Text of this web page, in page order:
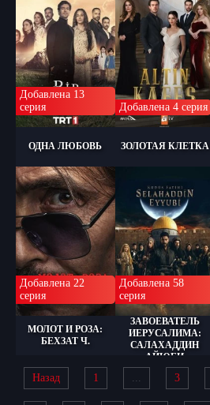
Добавлена 13
серия
ОДНА ЛЮБОВЬ
Добавлена 4 серия
ЗОЛОТАЯ КЛЕТКА
Добавлена 22
серия
МОЛОТ И РОЗА:
БЕХЗАТ Ч.
Добавлена 58
серия
ЗАВОЕВАТЕЛЬ
ИЕРУСАЛИМА:
САЛАХАДДИН
АЙЮБИ
Назад 1 3